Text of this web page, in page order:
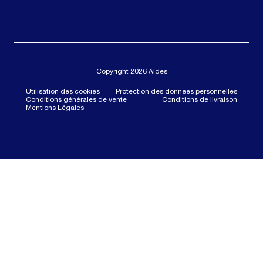
Copyright 2026 Aldes
Utilisation des cookies
Protection des données personnelles
Conditions générales de vente
Conditions de livraison
Mentions Légales